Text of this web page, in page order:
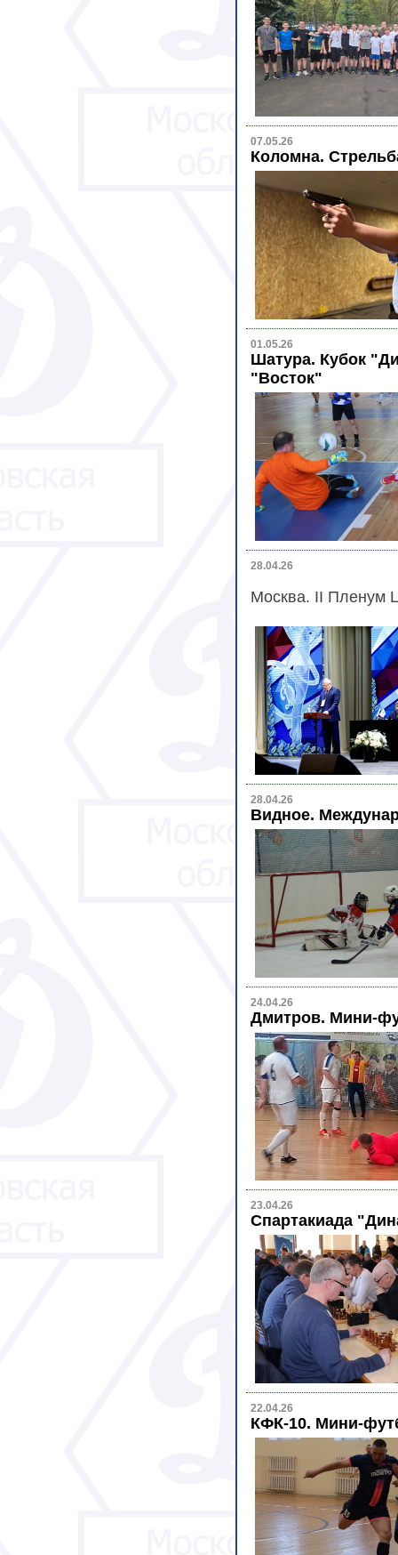
07.05.26
Коломна.
01.05.26
Шатура. Кубок
"Восток"
28.04.26
Москва. II Пленум
28.04.26
Видное.
24.04.26
Дмитров. Мини-
23.04.26
Спартакиада
22.04.26
КФК-10. Мини-